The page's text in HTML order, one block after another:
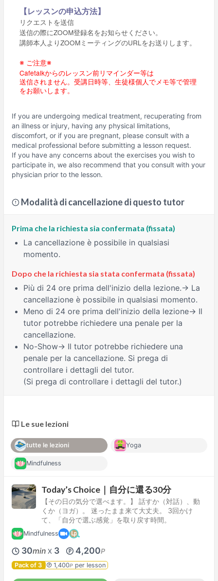
【レッスンの申込方法】
リクエストを送信
送信の際にZOOM登録名をお知らせください。
講師本人より ZOOM ミーティングのURLをお送りします。
※ ご注意※
Cafetalkからのレッスン前リマインダー等は
送信されません。受講日時等、生徒様個人でメモ等で管理
をお願いします。
If you are undergoing medical treatment, recuperating from
an illness or injury, having any physical limitations,
discomfort, or if you are pregnant, please consult with a
medical professional before submitting a lesson request.
If you have any concerns about the exercises you wish to
participate in, we also recommend that you consult with your
physician prior to the lesson.
Modalità di cancellazione di questo tutor
Prima che la richiesta sia confermata (fissata)
La cancellazione è possibile in qualsiasi
momento.
Dopo che la richiesta sia stata confermata (fissata)
Più di 24 ore prima dell'inizio della lezione.→ La
cancellazione è possibile in qualsiasi momento.
Meno di 24 ore prima dell'inizio della lezione→ Il
tutor potrebbe richiedere una penale per la
cancellazione.
No-Show→ Il tutor potrebbe richiedere una
penale per la cancellazione. Si prega di
controllare i dettagli del tutor.
(Si prega di controllare i dettagli del tutor.)
Le sue lezioni
tutte le lezioni Yoga
Mindfulness
Today’s Choice｜自分に還る30分
【その日の気分で選べます。】 話すか（対話）、動
くか（ヨガ）。 迷ったまま来て大丈夫。 3回かけ
て、「自分で選ぶ感覚」を取り戻す時間。
Mindfulness
30min X 3 4,200P
Pack of 3 1,400P per lesson